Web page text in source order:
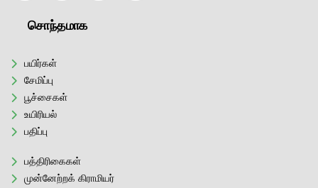
சொந்தமாக
பயிர்கள்
சேமிப்பு
பூச்சைகள்
உயிரியல்
பதிப்பு
பத்திரிகைகள்
முன்னேற்றக் கிராமியர்